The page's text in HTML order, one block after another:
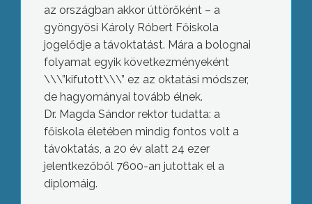
az országban akkor úttörőként – a
gyöngyösi Károly Róbert Főiskola
jogelődje a távoktatást. Mára a bolognai
folyamat egyik következményeként
\\\”kifutott\\\” ez az oktatási módszer,
de hagyományai tovább élnek.
Dr. Magda Sándor rektor tudatta: a
főiskola életében mindig fontos volt a
távoktatás, a 20 év alatt 24 ezer
jelentkezőből 7600-an jutottak el a
diplomáig.